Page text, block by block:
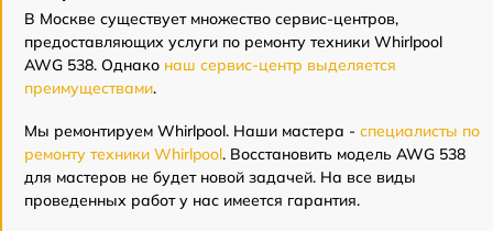
В Москве существует множество сервис-центров,
предоставляющих услуги по ремонту техники Whirlpool
AWG 538. Однако наш сервис-центр выделяется
преимуществами.
Мы ремонтируем Whirlpool. Наши мастера - специалисты по
ремонту техники Whirlpool. Восстановить модель AWG 538
для мастеров не будет новой задачей. На все виды
проведенных работ у нас имеется гарантия.